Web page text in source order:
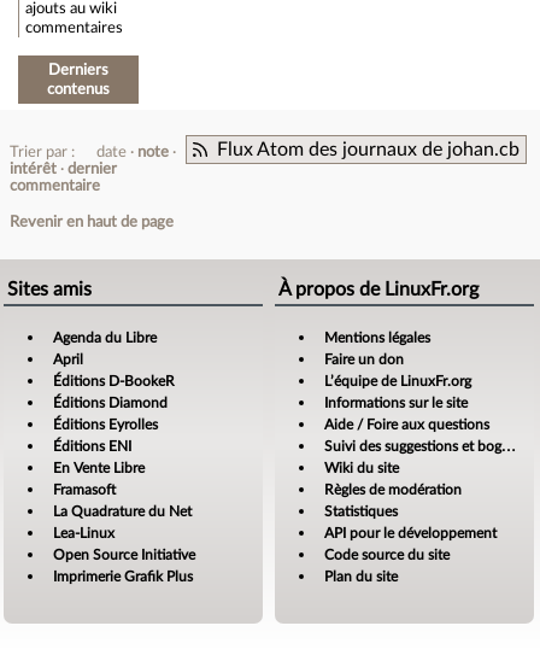
ajouts au wiki
commentaires
Derniers
contenus
Flux Atom des journaux de johan.cb
Trier par : date
note
intérêt
dernier
commentaire
Revenir en haut de page
Sites amis
Agenda du Libre
April
Éditions D-BookeR
Éditions Diamond
Éditions Eyrolles
Éditions ENI
En Vente Libre
Framasoft
La Quadrature du Net
Lea-Linux
Open Source Initiative
Imprimerie Grafik Plus
À propos de LinuxFr.org
Mentions légales
Faire un don
L’équipe de LinuxFr.org
Informations sur le site
Aide / Foire aux questions
Suivi des suggestions et bogues
Wiki du site
Règles de modération
Statistiques
API pour le développement
Code source du site
Plan du site